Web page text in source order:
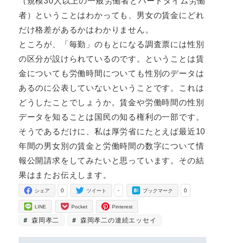
者）ということはわかっても、男女の賃金にどれ
だけ格差があるかはわかりません。
ところが、「毎勤」のもとになる調査票には性別
の区分が設けられているのです。ということは賃
金についても労働時間についても性別のデータは
あるのに公表していないということです。これは
どうしたことでしょうか。賃金や労働時間の性別
データを知ることは国民の知る権利の一部です。
そうであるだけに、私は厚労省にたとえば最近10
年間の男女別の賃金と労働時間の数字について情
報公開請求をしてみたいと思っています。その結
果はまたお伝えします。
0
シェア -
ツイート 0
ブックマーク
LINE Pocket Pinterest
森岡孝二 森岡孝二の連続エッセイ